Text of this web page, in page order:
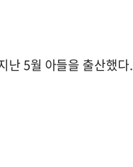
난 5월 아들을 출산했다.